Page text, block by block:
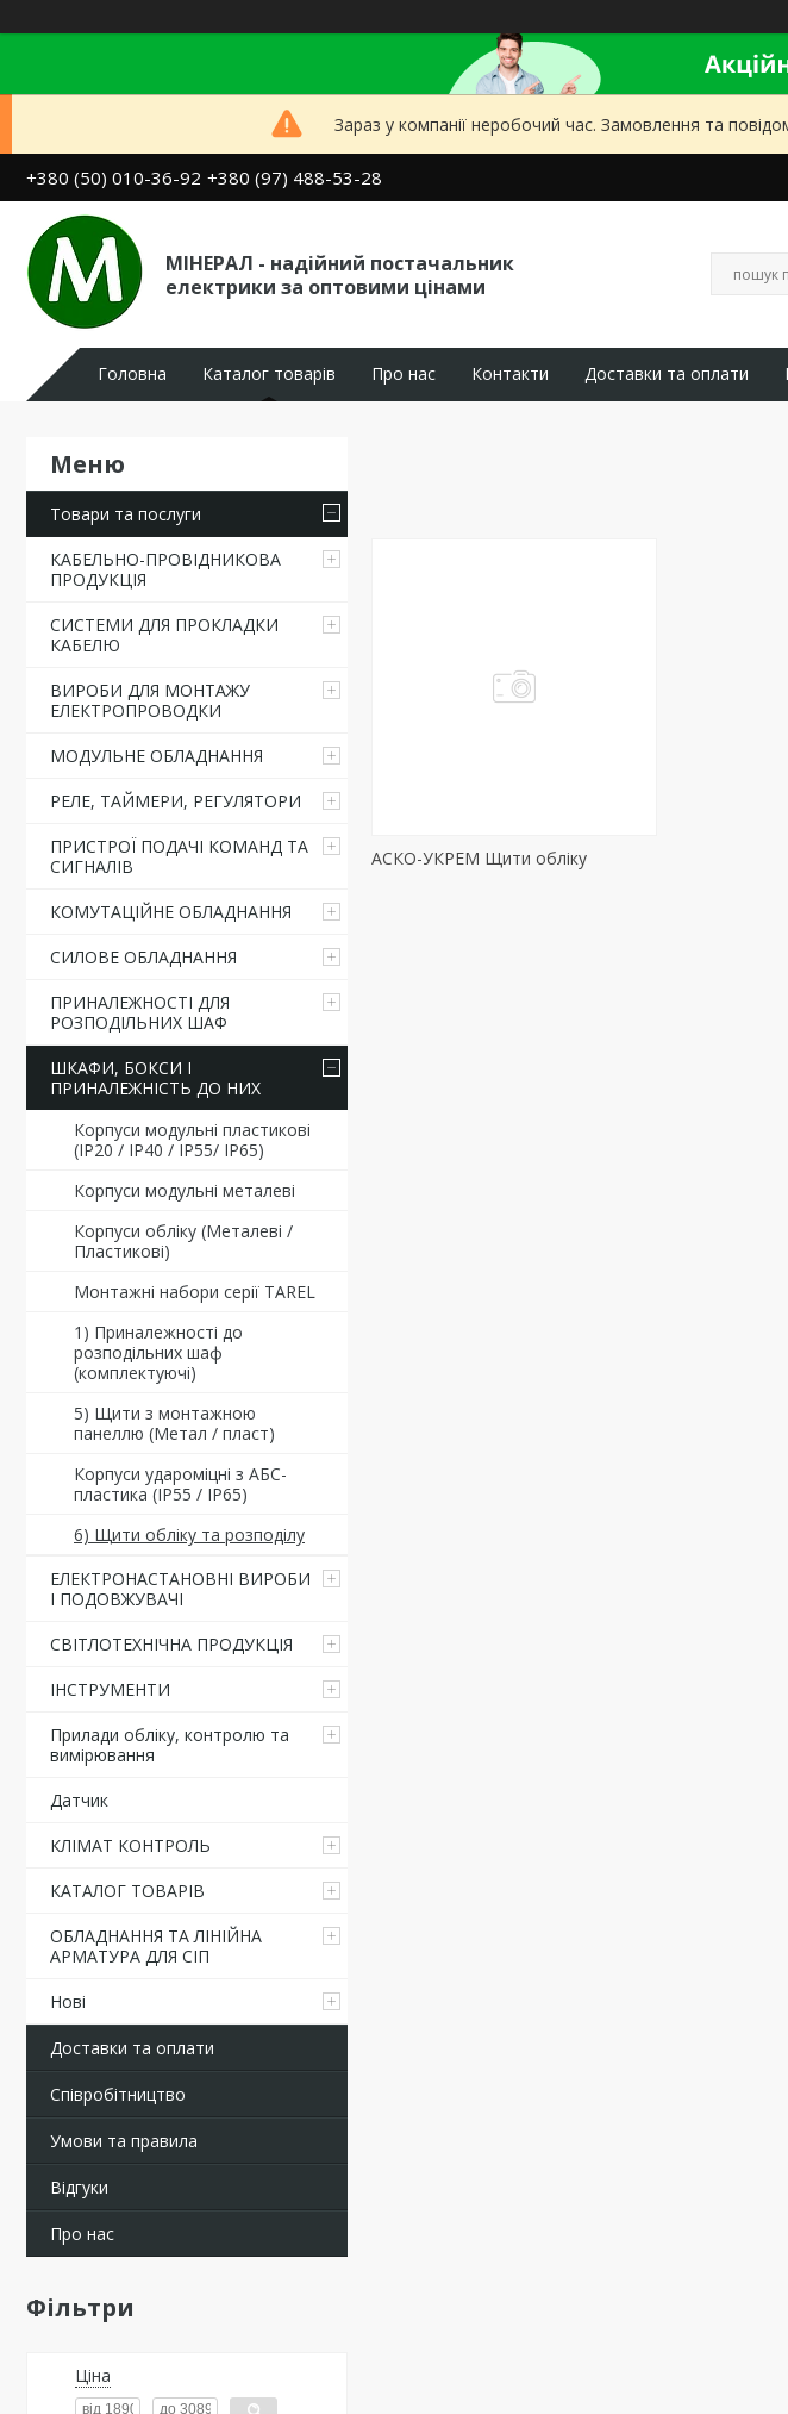
Зараз у компанії неробочий час. Замовлення та
+380 (50) 010-36-92 +380 (97) 488-53-28
МІНЕРАЛ - надійний постачальник
електрики за оптовими цінами
Головна Каталог товарів Про нас Контакти Доставки та оплати
Товари та послуги
КАБЕЛЬНО-ПРОВІДНИКОВА
ПРОДУКЦІЯ
СИСТЕМИ ДЛЯ ПРОКЛАДКИ
КАБЕЛЮ
ВИРОБИ ДЛЯ МОНТАЖУ
ЕЛЕКТРОПРОВОДКИ
МОДУЛЬНЕ ОБЛАДНАННЯ
РЕЛЕ, ТАЙМЕРИ, РЕГУЛЯТОРИ
ПРИСТРОЇ ПОДАЧІ КОМАНД ТА
СИГНАЛІВ
КОМУТАЦІЙНЕ ОБЛАДНАННЯ
СИЛОВЕ ОБЛАДНАННЯ
ПРИНАЛЕЖНОСТІ ДЛЯ
РОЗПОДІЛЬНИХ ШАФ
ШКАФИ, БОКСИ І
ПРИНАЛЕЖНІСТЬ ДО НИХ
Корпуси модульні пластикові
(ІР20 / ІР40 / ІР55/ ІР65)
Корпуси модульні металеві
Корпуси обліку (Металеві /
Пластикові)
Монтажні набори серії TAREL
1) Приналежності до
розподільних шаф
(комплектуючі)
5) Щити з монтажною
панеллю (Метал / пласт)
Корпуси удароміцні з АБС-
пластика (ІР55 / ІР65)
6) Щити обліку та розподілу
ЕЛЕКТРОНАСТАНОВНІ ВИРОБИ
І ПОДОВЖУВАЧІ
СВІТЛОТЕХНІЧНА ПРОДУКЦІЯ
ІНСТРУМЕНТИ
Прилади обліку, контролю та
вимірювання
Датчик
КЛІМАТ КОНТРОЛЬ
КАТАЛОГ ТОВАРІВ
ОБЛАДНАННЯ ТА ЛІНІЙНА
АРМАТУРА ДЛЯ СІП
Нові
Доставки та оплати
Співробітництво
Умови та правила
Відгуки
Про нас
Фільтри
Ціна
АСКО-УКРЕМ Щити обліку